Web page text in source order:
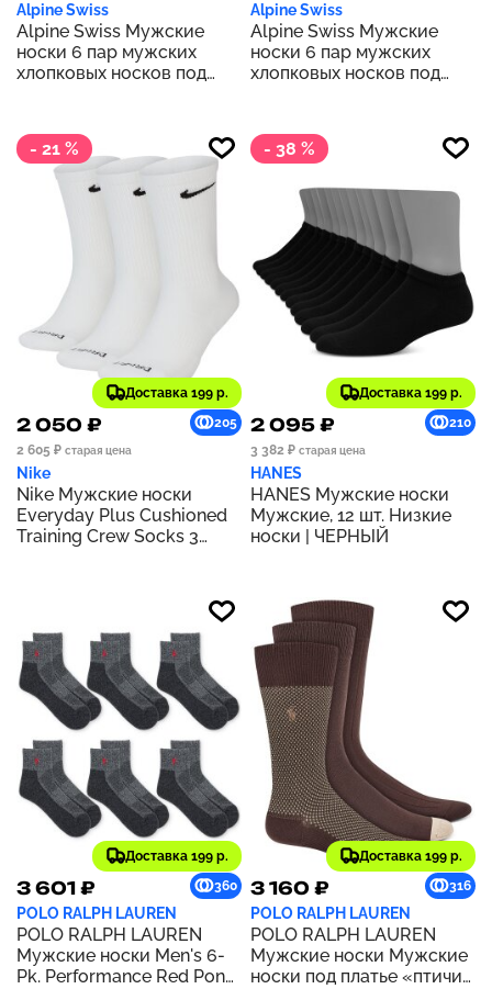
Alpine Swiss
Alpine Swiss Мужские
носки 6 пар мужских
хлопковых носков под
однотонные | УПАКОВКА
НА ВЫХОДНЫЕ
Alpine Swiss
Alpine Swiss Мужские
носки 6 пар мужских
хлопковых носков под
однотонные | FUN PACK
- 21 %
Доставка 199 р.
2 050 ₽
205
2 605 ₽ старая цена
Nike
Nike Мужские носки
Everyday Plus Cushioned
Training Crew Socks 3
- 38 %
Доставка 199 р.
2 095 ₽
210
3 382 ₽ старая цена
HANES
HANES Мужские носки
Мужские, 12 шт. Низкие
носки | ЧЕРНЫЙ
Доставка 199 р.
3 601 ₽ 360
POLO RALPH LAUREN
POLO RALPH LAUREN
Мужские носки Men's 6-
Pk. Performance Red Pony
Доставка 199 р.
3 160 ₽ 316
POLO RALPH LAUREN
POLO RALPH LAUREN
Мужские носки Мужские
носки под платье «птичий